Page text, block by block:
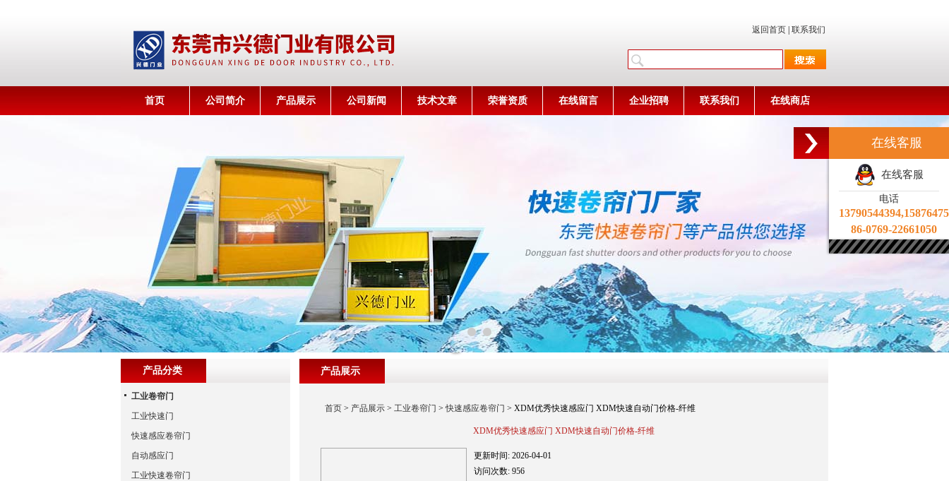
返回首页 联系我们
首页 公司简介 产品展示 公司新闻 技术文章 荣誉资质 在线留言 企业招聘 联系我们 在线商店
产品展示
首页> 产品展示> 工业卷帘门 >快速感应卷帘门 > XDM优秀快速感应门 XDM快速自动门价格-纤维
XDM优秀快速感应门 XDM快速自动门价格-纤维
更新时间: 2026-04-01
访问次数: 956
产品分类
工业卷帘门
工业快速门
快速感应卷帘门
自动感应门
工业快速卷帘门
在线客服
在线客服
电话
86-0769-22661050